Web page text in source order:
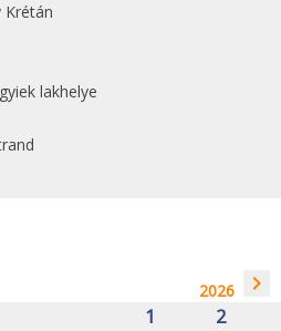
Krétán
lakhelye
2026 navigate_next
1
2